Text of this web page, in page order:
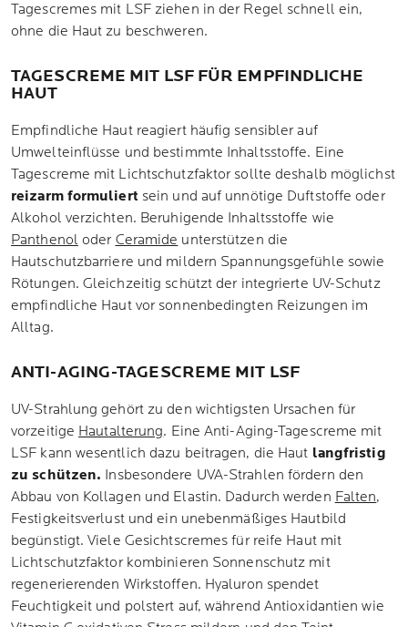
Tagescremes mit LSF ziehen in der Regel schnell ein,
ohne die Haut zu beschweren.
TAGESCREME MIT LSF FÜR EMPFINDLICHE
HAUT
Empfindliche Haut reagiert häufig sensibler auf
Umwelteinflüsse und bestimmte Inhaltsstoffe. Eine
Tagescreme mit Lichtschutzfaktor sollte deshalb möglichst
reizarm formuliert sein und auf unnötige Duftstoffe oder
Alkohol verzichten. Beruhigende Inhaltsstoffe wie
Panthenol oder Ceramide unterstützen die
Hautschutzbarriere und mildern Spannungsgefühle sowie
Rötungen. Gleichzeitig schützt der integrierte UV-Schutz
empfindliche Haut vor sonnenbedingten Reizungen im
Alltag.
ANTI-AGING-TAGESCREME MIT LSF
UV-Strahlung gehört zu den wichtigsten Ursachen für
vorzeitige Hautalterung. Eine Anti-Aging-Tagescreme mit
LSF kann wesentlich dazu beitragen, die Haut langfristig
zu schützen. Insbesondere UVA-Strahlen fördern den
Abbau von Kollagen und Elastin. Dadurch werden Falten,
Festigkeitsverlust und ein unebenmäßiges Hautbild
begünstigt. Viele Gesichtscremes für reife Haut mit
Lichtschutzfaktor kombinieren Sonnenschutz mit
regenerierenden Wirkstoffen. Hyaluron spendet
Feuchtigkeit und polstert auf, während Antioxidantien wie